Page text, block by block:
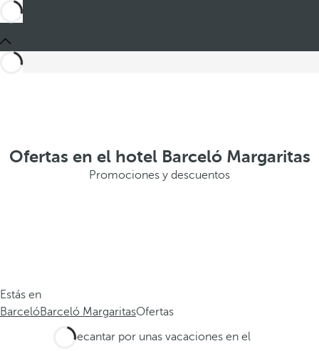
Ofertas en el hotel Barceló Margaritas
Promociones y descuentos
Estás en
BarcelóBarceló MargaritasOfertas
Decantar por unas vacaciones en el